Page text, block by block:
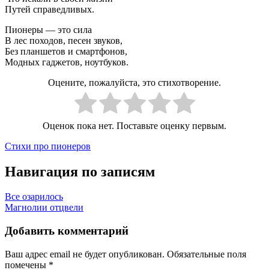
Путей справедливых.
Пионеры — это сила
В лес походов, песен звуков,
Без планшетов и смартфонов,
Модных гаджетов, ноутбуков.
Оцените, пожалуйста, это стихотворение.
Оценок пока нет. Поставьте оценку первым.
Стихи про пионеров
Навигация по записям
Все озарилось
Магнолии отцвели
Добавить комментарий
Ваш адрес email не будет опубликован. Обязательные поля
помечены *